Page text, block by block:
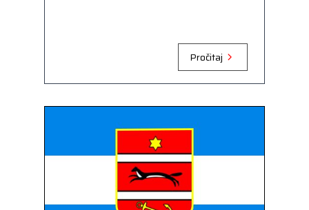
Pročitaj